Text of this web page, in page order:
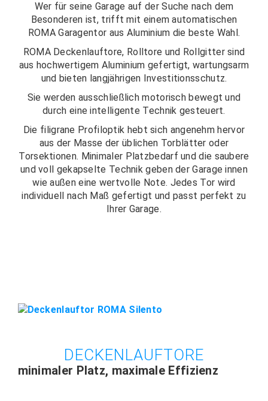
Wer für seine Garage auf der Suche nach dem
Besonderen ist, trifft mit einem automatischen
ROMA Garagentor aus Aluminium die beste Wahl.
ROMA Deckenlauftore, Rolltore und Rollgitter sind
aus hochwertigem Aluminium gefertigt, wartungsarm
und bieten langjährigen Investitionsschutz.
Sie werden ausschließlich motorisch bewegt und
durch eine intelligente Technik gesteuert.
Die filigrane Profiloptik hebt sich angenehm hervor
aus der Masse der üblichen Torblätter oder
Torsektionen. Minimaler Platzbedarf und die saubere
und voll gekapselte Technik geben der Garage innen
wie außen eine wertvolle Note. Jedes Tor wird
individuell nach Maß gefertigt und passt perfekt zu
Ihrer Garage.
DECKENLAUFTORE
minimaler Platz, maximale Effizienz